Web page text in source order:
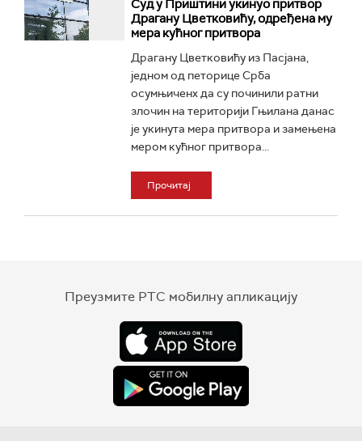
Суд у Приштини укинуо притвор
Драгану Цветковићу, одређена му
мера кућног притвора
Драгану Цветковићу из Пасјана,
једном од петорице Срба
осумњиченх да су починили ратни
злочин на територији Гњилана данас
је укинута мера притвора и замењена
мером кућног притвора...
Прочитај
Преузмите РТС мобилну апликацију